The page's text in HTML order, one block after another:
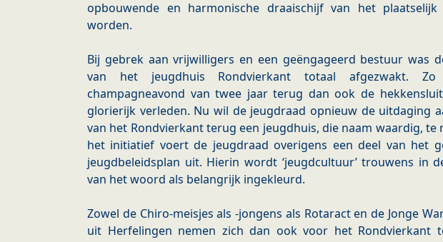
opbouwende en harmonische draaischijf van het plaatselijk
worden.
Bij gebrek aan vrijwilligers en een geëngageerd bestuur was
van het jeugdhuis Rondvierkant totaal afgezwakt.
champagneavond van twee jaar terug dan ook de
glorierijk verleden. Nu wil de jeugdraad opnieuw de uitdaging
van het Rondvierkant terug een jeugdhuis, die naam waardig, te
het initiatief voert de jeugdraad overigens een deel van het
jeugdbeleidsplan uit. Hierin wordt ‘jeugdcultuur’ trouwens in
van het woord als belangrijk ingekleurd.
Zowel de Chiro-meisjes als -jongens als Rotaract en de Jonge
uit Herfelingen nemen zich dan ook voor het Rondvierkant